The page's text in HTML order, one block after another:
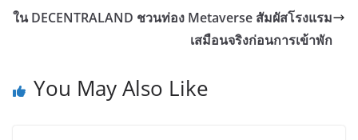
ใน DECENTRALAND ชวนท่อง Metaverse สัมผัสโรงแรม
เสมือนจริงก่อนการเข้าพัก
You May Also Like